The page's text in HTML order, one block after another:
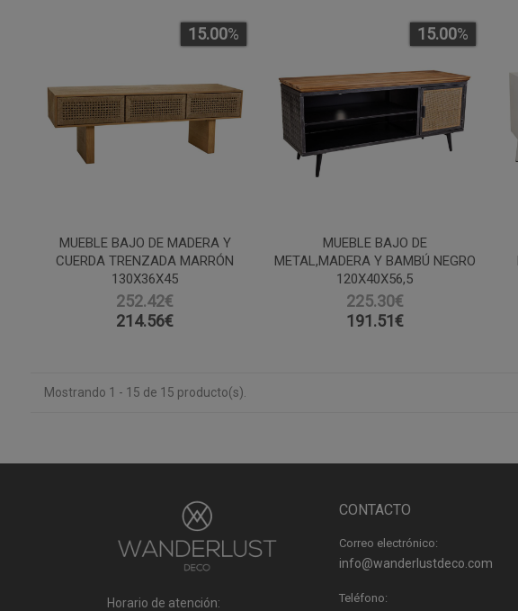
MUEBLE BAJO DE MADERA Y
CUERDA TRENZADA MARRÓN
130X36X45
252.42€
15.00%
214.56€
MUEBLE BAJO DE
METAL,MADERA Y BAMBÚ NEGRO
120X40X56,5
225.30€
15.00%
191.51€
Mostrando 1 - 15 de 15 producto(s).
Horario de atención:
CONTACTO
Correo electrónico:
info@wanderlustdeco.com
Teléfono: